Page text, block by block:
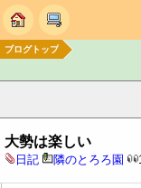
ブログトップ
大勢は楽しい
日記 隣のとろろ園